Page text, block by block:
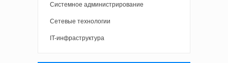
Системное администрирование
Сетевые технологии
IT-инфраструктура